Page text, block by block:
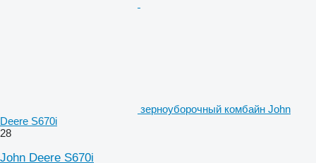
зерноуборочный комбайн John
Deere S670i
28
John Deere S670i